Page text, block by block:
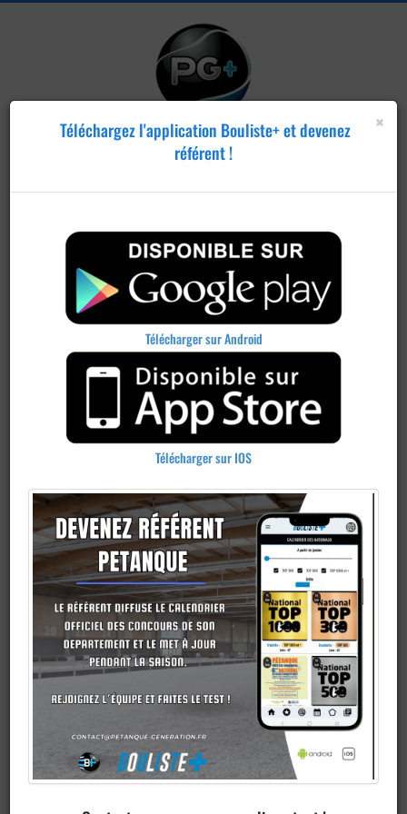
concours
club
×
Téléchargez l'application Bouliste+ et devenez
référent !
Télécharger sur Android
Télécharger sur IOS